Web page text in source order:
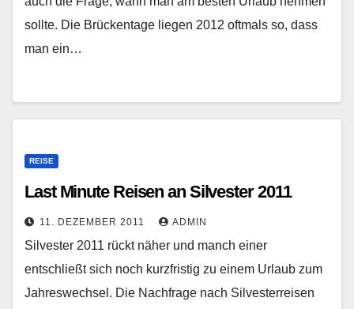
sollte. Die Brückentage liegen 2012 oftmals so, dass
man ein…
REISE
Last Minute Reisen an Silvester 2011
11. DEZEMBER 2011 ADMIN
Silvester 2011 rückt näher und manch einer
entschließt sich noch kurzfristig zu einem Urlaub zum
Jahreswechsel. Die Nachfrage nach Silvesterreisen